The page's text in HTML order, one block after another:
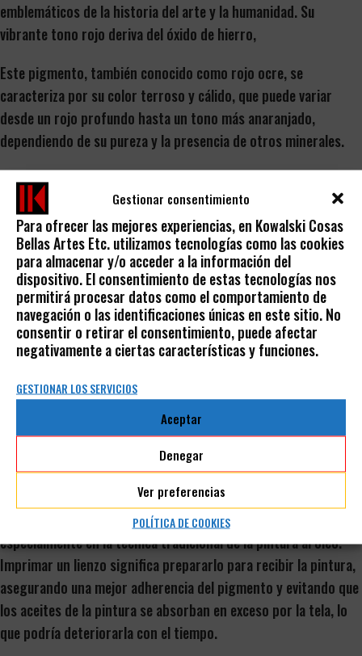
Gestionar consentimiento
Para ofrecer las mejores experiencias, en Kowalski Cosas
Bellas Artes Etc. utilizamos tecnologías como las cookies
para almacenar y/o acceder a la información del
dispositivo. El consentimiento de estas tecnologías nos
permitirá procesar datos como el comportamiento de
navegación o las identificaciones únicas en este sitio. No
consentir o retirar el consentimiento, puede afectar
negativamente a ciertas características y funciones.
GESTIONAR LOS SERVICIOS
Aceptar
Denegar
Ver preferencias
POLÍTICA DE COOKIES
emblemáticos de la historia del arte y la humanidad. Su
vibrante tono rojo deriva del óxido de hierro,
Este pigmento, también conocido como rojo ocre, se
caracteriza por su color terroso y cálido, que puede variar
desde un rojo profundo hasta un tono más anaranjado,
dependiendo de su pureza y la presencia de otros minerales.
En la pintura, la almagra es apreciada por su opacidad y
durabilidad. A diferencia de muchos pigmentos orgánicos que
se desvanecen con el tiempo, la almagra mantiene su
intensidad y resistencia a la luz, lo que la hace ideal para
frescos y murales. Además, su estabilidad química la hace
compatible con una amplia variedad de aglutinantes, desde
aceites hasta cal.
A lo largo de los siglos, este pigmento ha simbolizado no solo
humano para transformar los recursos naturales en símbolos
de cultura e identidad. Su legado perdura, recordándonos la
conexión profunda entre el arte y la tierra.
ALMAGRA Y LA IMPRIMACIÓN DE LOS SOPORTES
La almagra también se utiliza para imprimar lienzos,
especialmente en la técnica tradicional de la pintura al óleo.
Imprimar un lienzo significa prepararlo para recibir la pintura,
asegurando una mejor adherencia del pigmento y evitando que
los aceites de la pintura se absorban en exceso por la tela, lo
que podría deteriorarla con el tiempo.